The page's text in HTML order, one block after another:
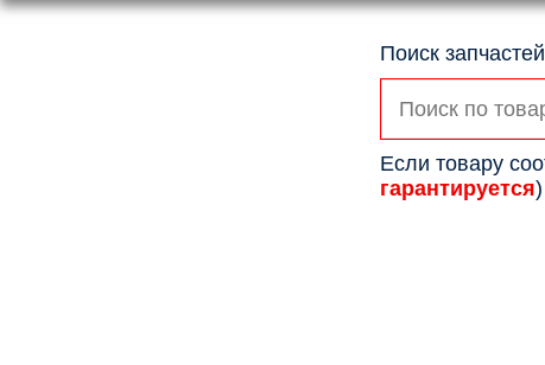
Поиск
Если товару
гарантируется